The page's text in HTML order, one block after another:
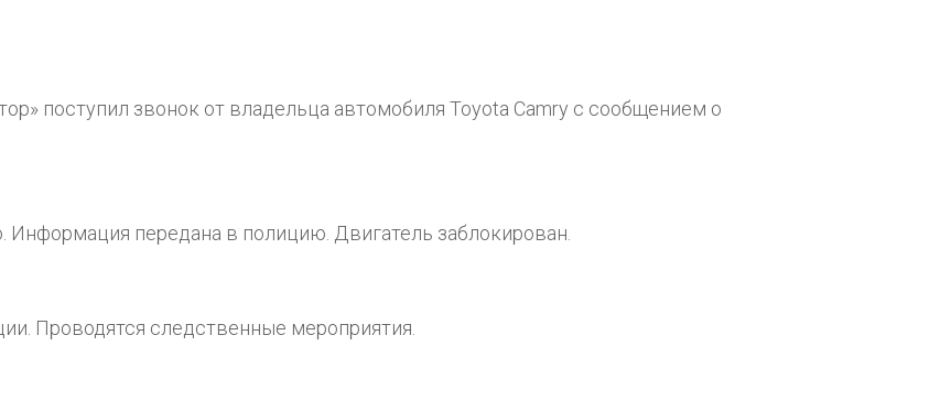
поступил звонок от владельца автомобиля Toyota Camry с сообщением о
передана в полицию. Двигатель заблокирован.
Проводятся следственные мероприятия.